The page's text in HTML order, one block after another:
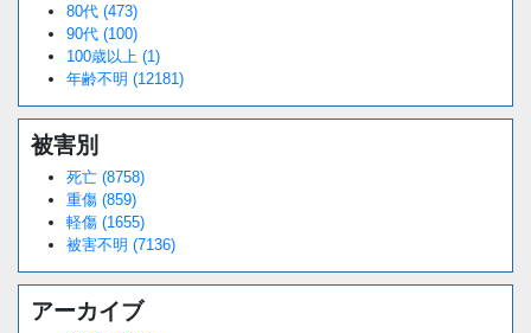
80代 (473)
90代 (100)
100歳以上 (1)
年齢不明 (12181)
被害別
死亡 (8758)
重傷 (859)
軽傷 (1655)
被害不明 (7136)
アーカイブ